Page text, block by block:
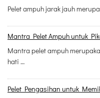
Pelet ampuh jarak jauh
Mantra Pelet Ampuh untuk
Mantra pelet ampuh
hati …
Pelet Pengasihan untuk